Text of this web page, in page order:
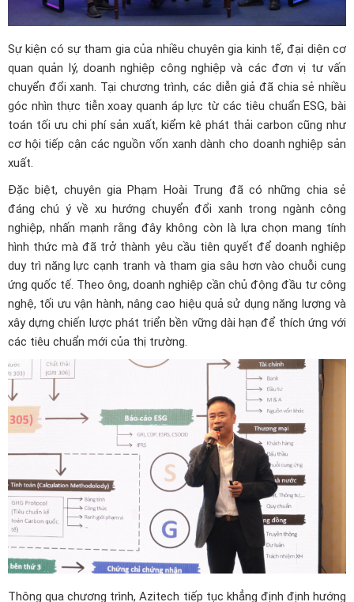
Sự kiện có sự tham gia của nhiều chuyên gia kinh tế, đại diện cơ
quan quản lý, doanh nghiệp công nghiệp và các đơn vị tư vấn
chuyển đổi xanh. Tại chương trình, các diễn giả đã chia sẻ nhiều
góc nhìn thực tiễn xoay quanh áp lực từ các tiêu chuẩn ESG, bài
toán tối ưu chi phí sản xuất, kiểm kê phát thải carbon cũng như
cơ hội tiếp cận các nguồn vốn xanh dành cho doanh nghiệp sản
xuất.
Đặc biệt, chuyên gia Phạm Hoài Trung đã có những chia sẻ
đáng chú ý về xu hướng chuyển đổi xanh trong ngành công
nghiệp, nhấn mạnh rằng đây không còn là lựa chọn mang tính
hình thức mà đã trở thành yêu cầu tiên quyết để doanh nghiệp
duy trì năng lực cạnh tranh và tham gia sâu hơn vào chuỗi cung
ứng quốc tế. Theo ông, doanh nghiệp cần chủ động đầu tư công
nghệ, tối ưu vận hành, nâng cao hiệu quả sử dụng năng lượng và
xây dựng chiến lược phát triển bền vững dài hạn để thích ứng với
các tiêu chuẩn mới của thị trường.
Thông qua chương trình, Azitech tiếp tục khẳng định định hướng